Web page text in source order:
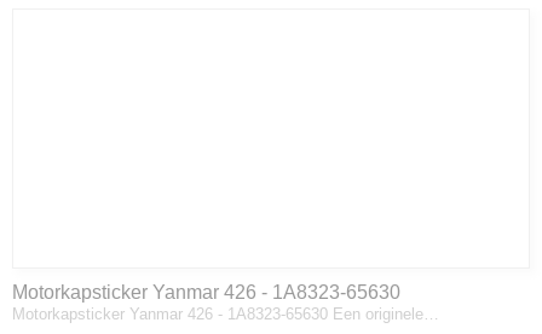
Motorkapsticker Yanmar 426 - 1A8323-65630
Motorkapsticker Yanmar 426 - 1A8323-65630 Een originele…